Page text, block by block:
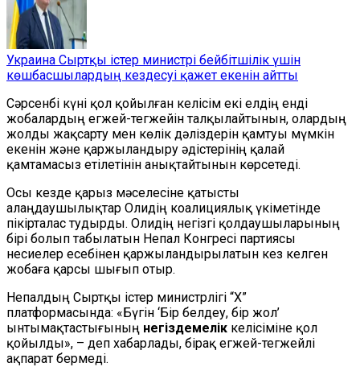
Украина Сыртқы істер министрі бейбітшілік үшін
көшбасшылардың кездесуі қажет екенін айтты
Сәрсенбі күні қол қойылған келісім екі елдің енді
жобалардың егжей-тегжейін талқылайтынын, олардың
жолды жақсарту мен көлік дәліздерін қамтуы мүмкін
екенін және қаржыландыру әдістерінің қалай
қамтамасыз етілетінін анықтайтынын көрсетеді.
Осы кезде қарыз мәселесіне қатысты
алаңдаушылықтар Олидің коалициялық үкіметінде
пікірталас тудырды. Олидің негізгі қолдаушыларының
бірі болып табылатын Непал Конгресі партиясы
несиелер есебінен қаржыландырылатын кез келген
жобаға қарсы шығып отыр.
Непалдың Сыртқы істер министрлігі “X”
платформасында: «Бүгін ‘Бір белдеу, бір жол’
ынтымақтастығының негіздемелік келісіміне қол
қойылды», – деп хабарлады, бірақ егжей-тегжейлі
ақпарат бермеді.